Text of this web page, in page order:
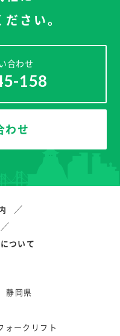
さい。
合わせ
158
わせ
ついて
静岡県
ォークリフト